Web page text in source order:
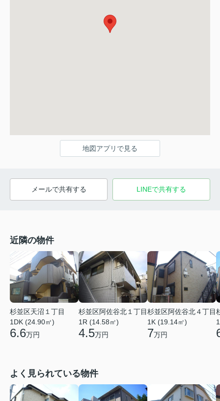
地図アプリで見る
メールで共有する LINEで共有する
近隣の物件
杉並区天沼１丁目
1DK (24.90㎡)
6.6万円
杉並区阿佐谷北１丁目
1R (14.58㎡)
4.5万円
杉並区阿佐谷北４丁目
1K (19.14㎡)
7万円
よく見られている物件